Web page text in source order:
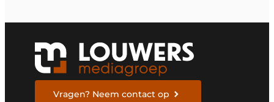
Vragen? Neem contact op